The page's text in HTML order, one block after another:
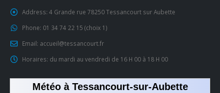
Address: 4 Grande rue 78250 Tessancourt sur Aubette
Phone: 01 34 74 22 15 (choix 1)
Email: accueil@tessancourt.fr
Horaires: du mardi au vendredi de 16 H 00 à 18 H 00
Météo à Tessancourt-sur-Aubette